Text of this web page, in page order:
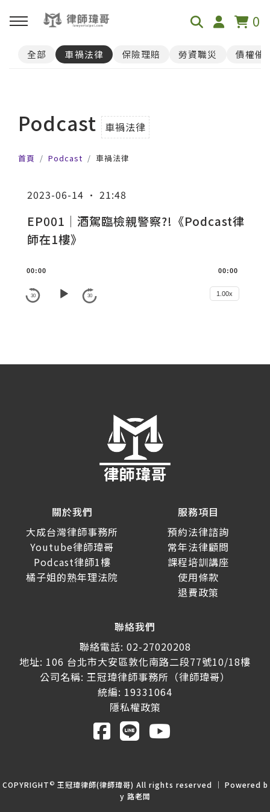
0
回主選單
Youtube
Podcast
全部 車禍法律 保險理賠 勞資職災 債權催
Podcast 車禍法律
首頁 Podcast 車禍法律
2023-06-14 · 21:48
EP001｜酒駕臨檢親警察?!《Podcast律
師在1樓》
1.00x
30 30
00:00 00:00
關於我們
大成台灣律師事務所
Youtube律師瑋哥
Podcast律師1樓
橘子姐的熟年理法院
服務項目
預約法律諮詢
常年法律顧問
課程培訓講座
使用條款
退費政策
聯絡我們
聯絡電話: 02-27020208
地址: 106 台北市大安區敦化南路二段77號10/18樓
公司名稱: 王冠瑋律師事務所（律師瑋哥）
統編: 19331064
隱私權政策
COPYRIGHT © 王冠瑋律師(律師瑋哥) All rights reserved ｜ Powered b
y 路老闆